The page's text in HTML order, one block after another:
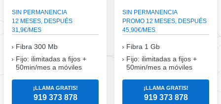
SIN PERMANENCIA
12 MESES, DESPUÉS
31,9€/MES
Fibra 300 Mb
Fijo: ilimitadas a fijos +
50min/mes a móviles
¡LLAMA GRATIS!
919 373 878
SIN PERMANENCIA
PROMO 12 MESES, DESPUÉS
45,90€/MES
Fibra 1 Gb
Fijo: ilimitadas a fijos +
50min/mes a móviles
¡LLAMA GRATIS!
919 373 878